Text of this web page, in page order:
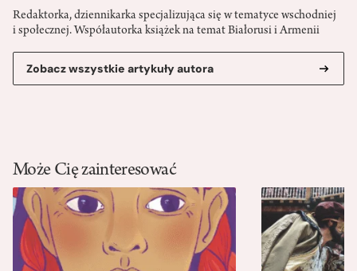
Redaktorka, dziennikarka specjalizująca się w tematyce wschodniej
i społecznej. Współautorka książek na temat Białorusi i Armenii
Zobacz wszystkie artykuły autora
Może Cię zainteresować